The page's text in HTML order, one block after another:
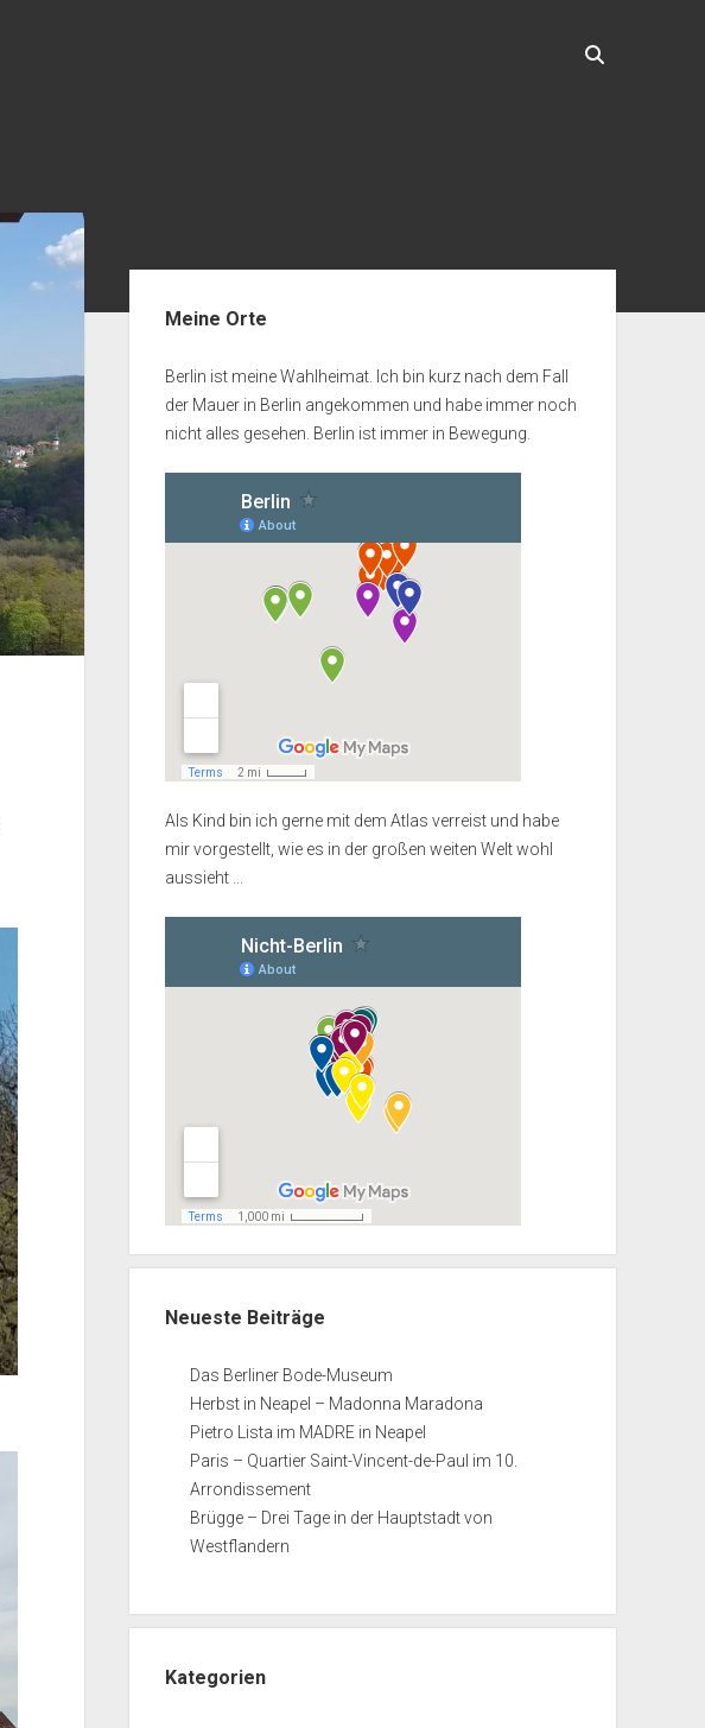
Meine Orte
Berlin ist meine Wahlheimat. Ich bin kurz nach dem Fall
der Mauer in Berlin angekommen und habe immer noch
nicht alles gesehen. Berlin ist immer in Bewegung.
Als Kind bin ich gerne mit dem Atlas verreist und habe
mir vorgestellt, wie es in der großen weiten Welt wohl
aussieht ...
Neueste Beiträge
Das Berliner Bode-Museum
Herbst in Neapel – Madonna Maradona
Pietro Lista im MADRE in Neapel
Paris – Quartier Saint-Vincent-de-Paul im 10.
Arrondissement
Brügge – Drei Tage in der Hauptstadt von
Westflandern
Kategorien